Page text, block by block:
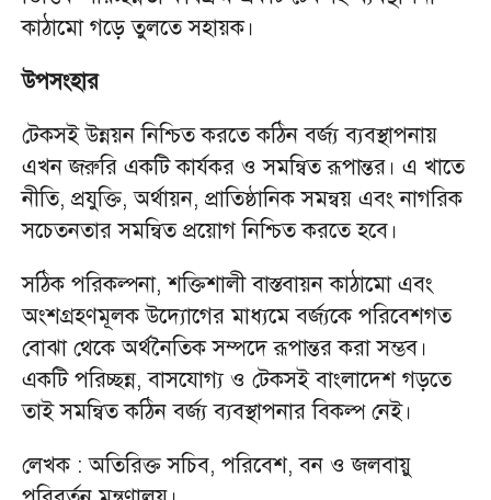
কাঠামো গড়ে তুলতে সহায়ক।
উপসংহার
টেকসই উন্নয়ন নিশ্চিত করতে কঠিন বর্জ্য ব্যবস্থাপনায়
এখন জরুরি একটি কার্যকর ও সমন্বিত রূপান্তর। এ খাতে
নীতি, প্রযুক্তি, অর্থায়ন, প্রাতিষ্ঠানিক সমন্বয় এবং নাগরিক
সচেতনতার সমন্বিত প্রয়োগ নিশ্চিত করতে হবে।
সঠিক পরিকল্পনা, শক্তিশালী বাস্তবায়ন কাঠামো এবং
অংশগ্রহণমূলক উদ্যোগের মাধ্যমে বর্জ্যকে পরিবেশগত
বোঝা থেকে অর্থনৈতিক সম্পদে রূপান্তর করা সম্ভব।
একটি পরিচ্ছন্ন, বাসযোগ্য ও টেকসই বাংলাদেশ গড়তে
তাই সমন্বিত কঠিন বর্জ্য ব্যবস্থাপনার বিকল্প নেই।
লেখক : অতিরিক্ত সচিব, পরিবেশ, বন ও জলবায়ু